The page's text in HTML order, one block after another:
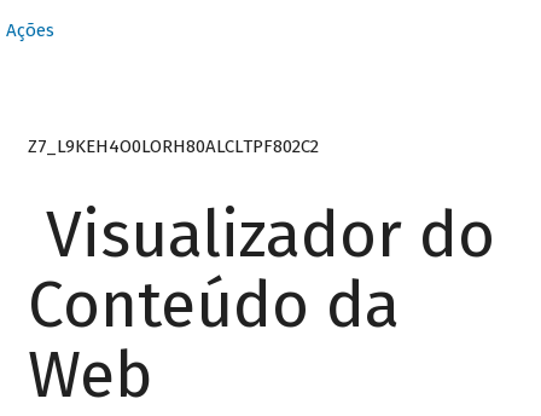
Ações
Z7_L9KEH4O0LORH80ALCLTPF802C2
Visualizador do
Conteúdo da
Web